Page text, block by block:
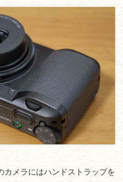
カメラにはハンドストラップを